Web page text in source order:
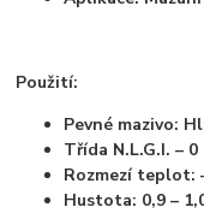
Použití:
Pevné mazivo:
Třída N.L.G.I. – 0
Rozmezí teplot:
Hustota: 0,9 –